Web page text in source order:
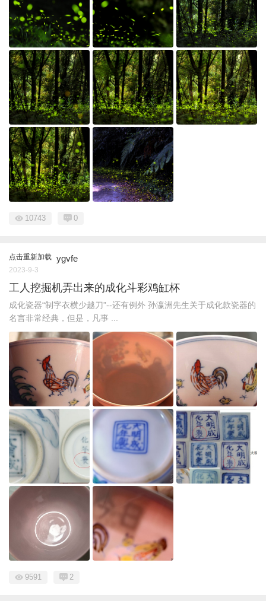
10743 0
点击重新加载 ygvfe
2023-9-3
工人挖掘机弄出来的成化斗彩鸡缸杯
成化瓷器“制字衣横少越刀”--还有例外 孙瀛洲先生关于成化款瓷器的
名言非常经典，但是，凡事 ...
9591 2